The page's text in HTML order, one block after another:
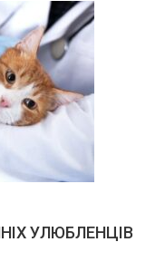
УЛЮБЛЕНЦІВ